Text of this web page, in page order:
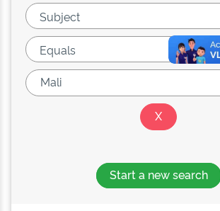
Start a new search